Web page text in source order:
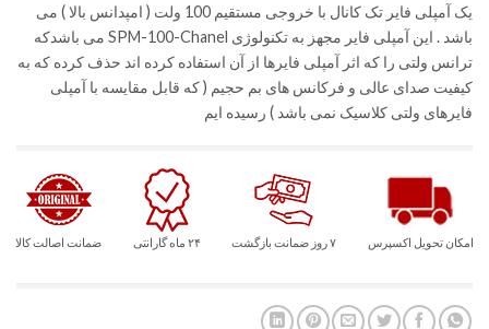
مشتری
یک آمپلی فایر تک کانال با خروجی مستقیم 100 ولت ( امپدانس بالا ) می
باشد . این آمپلی فایر مجهز به تکنولوژی SPM-100-Chanel می باشدکه
ترانس ولتی را که اثر آمپلی فایرها از آن استفاده کرده اند حذف کرده که به
کیفیت صدای عالی و فرکانس های بم حجیم ( که قابل مقایسه با آمپلی
فایرهای ولتی کلاسیک نمی باشد ) رسیده ایم
امکان تحویل اکسپرس ۷ روز ضمانت بازگشت ۲۴ ماه گارانتی ضمانت اصالت کالا